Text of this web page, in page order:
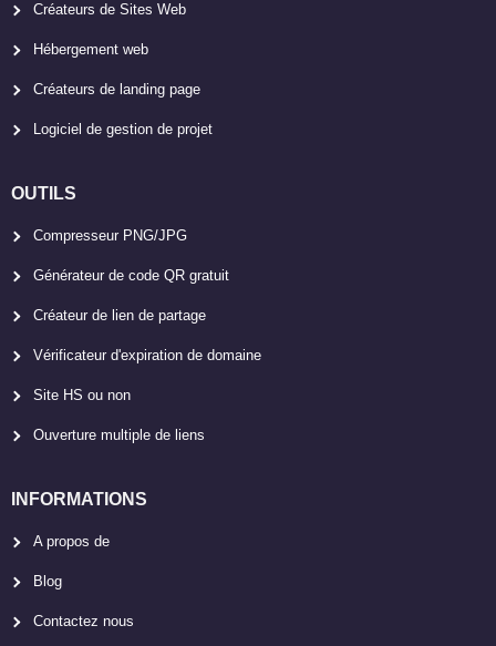
Créateurs de Sites Web
Hébergement web
Créateurs de landing page
Logiciel de gestion de projet
OUTILS
Compresseur PNG/JPG
Générateur de code QR gratuit
Créateur de lien de partage
Vérificateur d'expiration de domaine
Site HS ou non
Ouverture multiple de liens
INFORMATIONS
A propos de
Blog
Contactez nous